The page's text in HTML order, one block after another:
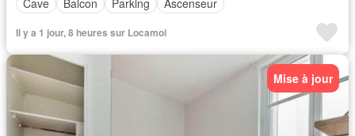
Cave
Balcon Parking Ascenseur
Il y a 1 jour, 8 heures sur Locamoi
Mise à jour